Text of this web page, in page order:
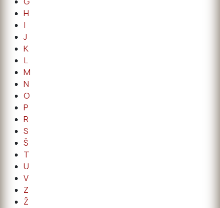
H
I
J
K
L
M
N
O
P
R
S
Š
T
U
V
Z
Ž